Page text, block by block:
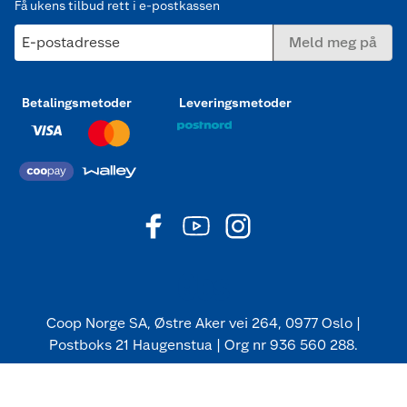
Få ukens tilbud rett i e-postkassen
E-postadresse Meld meg på
Betalingsmetoder Leveringsmetoder
Coop Norge SA, Østre Aker vei 264, 0977 Oslo |
Postboks 21 Haugenstua | Org nr 936 560 288.